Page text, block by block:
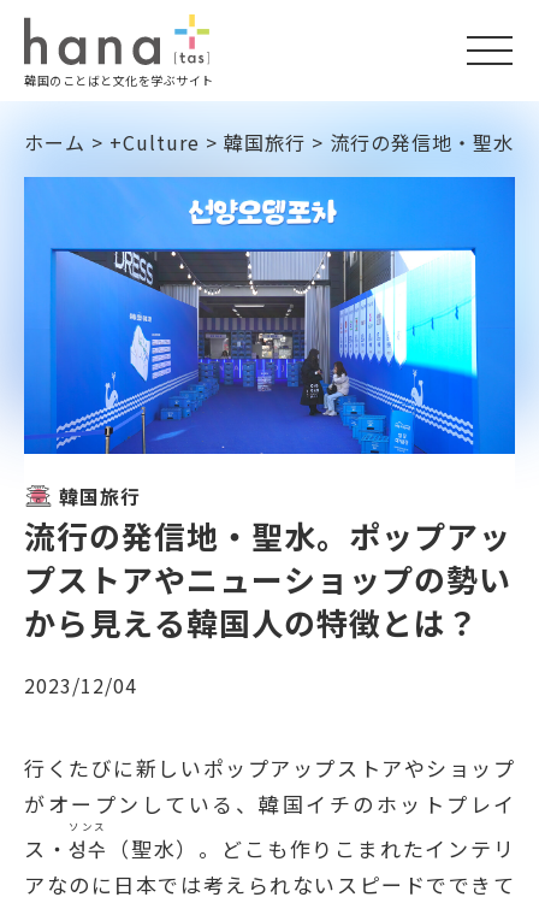
韓国のことばと文化を学ぶサイト
ホーム > +Culture > 韓国旅行 > 流行の発信地・聖水
韓国旅行
流行の発信地・聖水。ポップアッ
プストアやニューショップの勢い
から見える韓国人の特徴とは？
2023/12/04
行くたびに新しいポップアップストアやショップ
がオープンしている、韓国イチのホットプレイ
ス・ 성수
ソンス
（聖水）。どこも作りこまれたインテリ
アなのに日本では考えられないスピードでできて